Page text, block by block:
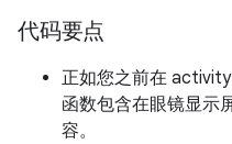
代码要点
正如您之前在 activity
函数包含在眼镜显示
容。